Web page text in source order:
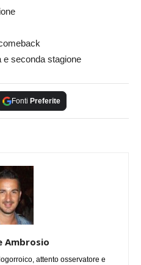
e seconda stagione
Fonti Preferite
Ambrosio
attento osservatore e